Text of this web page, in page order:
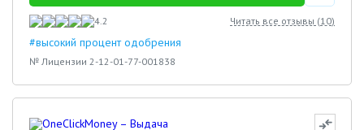
4.2 Читать все отзывы (10)
#высокий процент одобрения
№ Лицензии 2-12-01-77-001838